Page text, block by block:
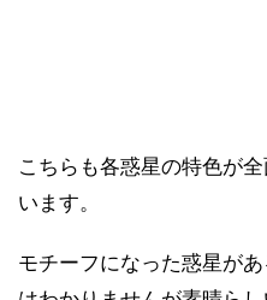
こちらも各惑星の特色が
います。
モチーフになった惑星が